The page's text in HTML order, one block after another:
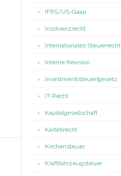
IFRS/US-Gaap
Insolvenzrecht
Internationales Steuerrecht
Interne Revision
Investment(steuer)gesetz
IT-Recht
Kapitalgesellschaft
Kartellrecht
Kirchensteuer
Kraftfahrzeugsteuer